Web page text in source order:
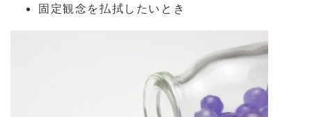
固定観念を払拭したいとき